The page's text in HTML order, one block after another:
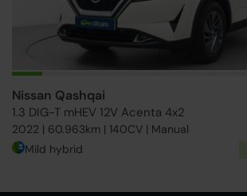
Nissan Qashqai
1.3 DIG-T mHEV 12V Acenta 4x2
2022 | 60.963km | 140CV | Manual
Mild hybrid